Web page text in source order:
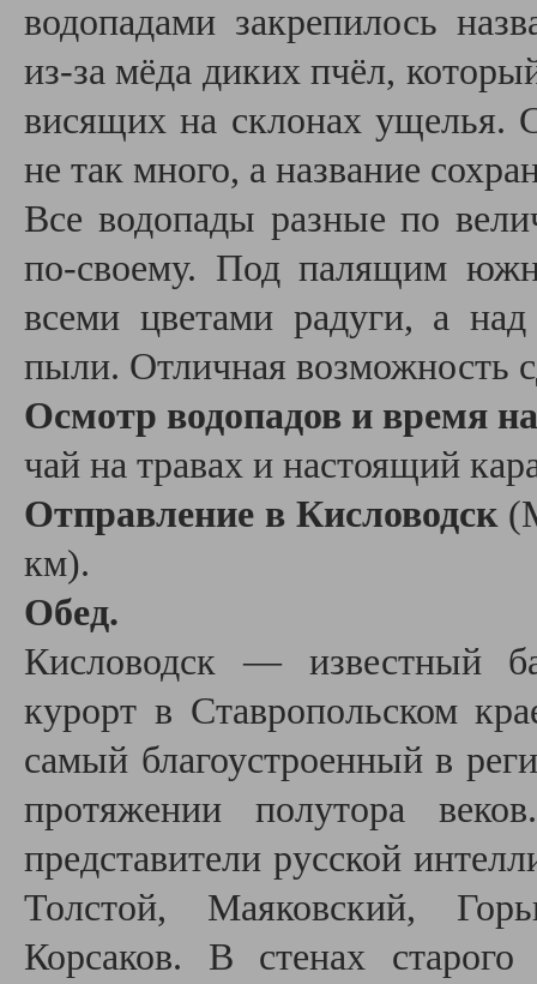
водопадами закрепилось
из-за мёда диких пчёл,
висящих на склонах ущелья.
не так много, а название
Все водопады разные по
по-своему. Под палящим
всеми цветами радуги, а
пыли. Отличная возможность
Осмотр водопадов и время
чай на травах и настоящий
Отправление в Кисловодск
км).
Обед.
Кисловодск — известный
курорт в Ставропольском
самый благоустроенный в
протяжении полутора
представители русской
Толстой, Маяковский,
Корсаков. В стенах